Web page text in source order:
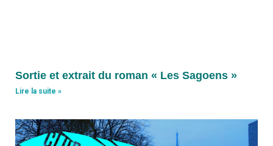
Sortie et extrait du roman « Les Sagoens »
Lire la suite »